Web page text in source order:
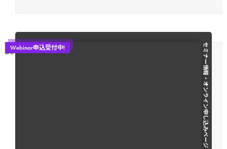
セミナー情報・オンライン申し込みページ
Webinar申込受付中!